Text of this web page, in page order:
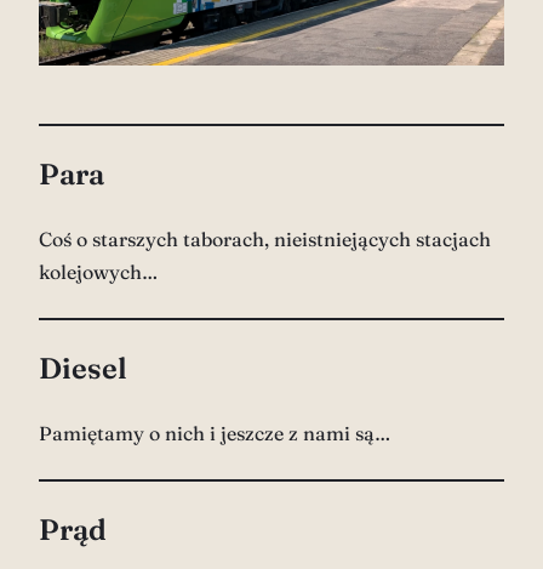
Para
Coś o starszych taborach, nieistniejących stacjach
kolejowych…
Diesel
Pamiętamy o nich i jeszcze z nami są…
Prąd